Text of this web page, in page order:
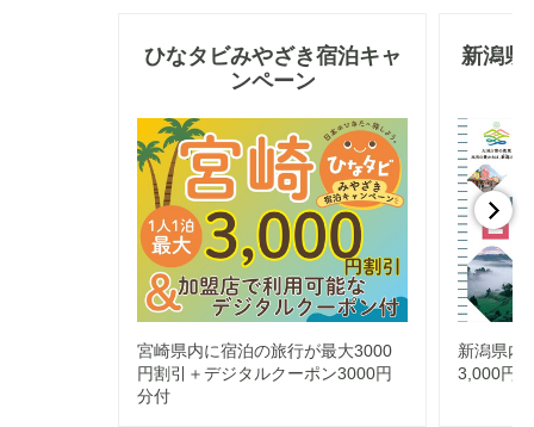
ひなタビみやざき宿泊キャ
ンペーン
宮崎県内に宿泊の旅行が最大3000
円割引＋デジタルクーポン3000円
分付
新潟
新潟県内
3,000円